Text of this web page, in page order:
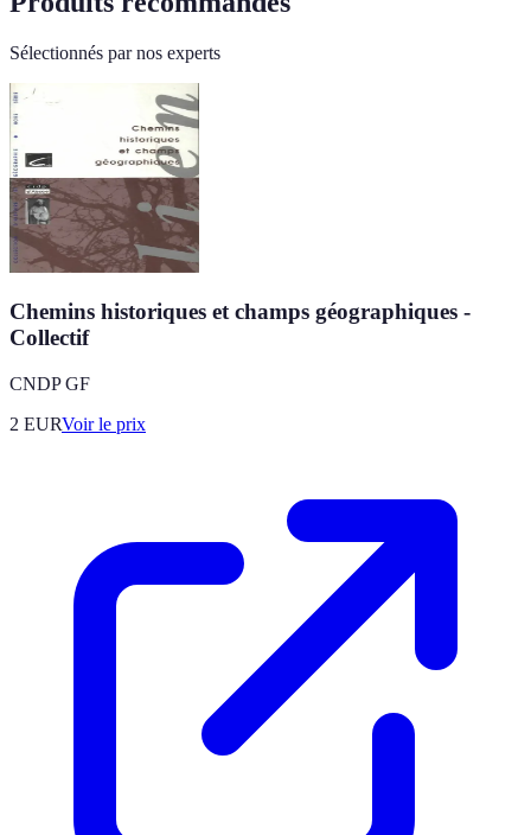
Sélectionnés par nos experts
Chemins historiques et champs géographiques -
Collectif
CNDP GF
2 EURVoir le prix